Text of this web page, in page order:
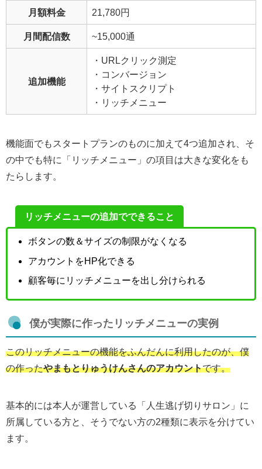
月額料金 21,780円
月間配信数 ~15,000通
追加機能
・URLクリック測定
・コンバージョン
・サイトスクリプト
・リッチメニュー
機能面でもスタートプランのものに加えて4つ追加され、そ
の中でも特に「リッチメニュー」の項目は大きな変化をも
たらします。
リッチメニューの追加でできること
ボタンの数＆サイズの制限がなくなる
アカウントをHP化できる
顧客毎にリッチメニューを出し分けられる
僕が実際に作ったリッチメニューの実例
このリッチメニューの機能をふんだんに利用したのが、僕
の作ったやまもとりゅうけんさんのアカウントです。
基本的には本人が運営している「人生逃げ切りサロン」に
所属している方と、そうでない方の2種類に表示を分けてい
ます。